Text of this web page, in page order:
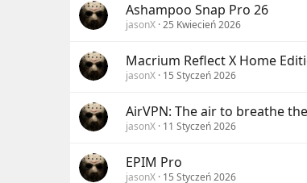
Ashampoo Snap Pro 26
jasonX 25 Kwiecień 2026
Macrium Reflect X Home
jasonX 15 Styczeń 2026
AirVPN: The air to breathe
jasonX 11 Styczeń 2026
EPIM Pro
jasonX 15 Styczeń 2026